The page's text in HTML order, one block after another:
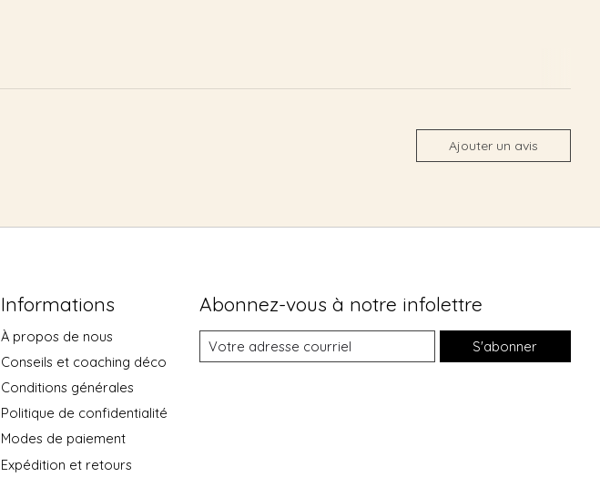
Ajouter un avis
Informations
À propos de nous
Conseils et coaching déco
Conditions générales
Politique de confidentialité
Modes de paiement
Expédition et retours
Abonnez-vous à notre infolettre
S'abonner